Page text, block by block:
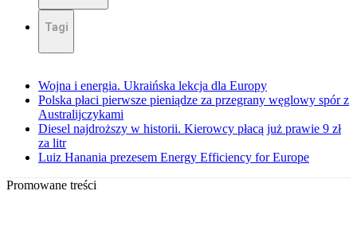
Tagi
Wojna i energia. Ukraińska lekcja dla Europy
Polska płaci pierwsze pieniądze za przegrany węglowy spór z
Australijczykami
Diesel najdroższy w historii. Kierowcy płacą już prawie 9 zł
za litr
Luiz Hanania prezesem Energy Efficiency for Europe
Promowane treści